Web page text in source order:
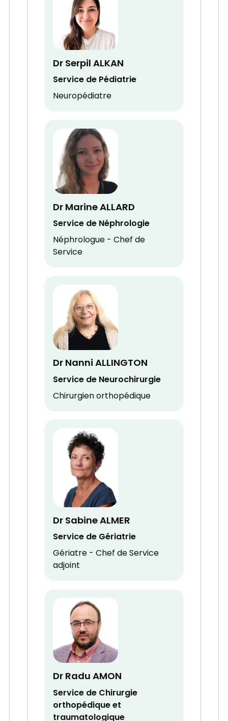
Dr Serpil ALKAN
Service de Pédiatrie
Neuropédiatre
Dr Marine ALLARD
Service de Néphrologie
Néphrologue - Chef de
Service
Dr Nanni ALLINGTON
Service de Neurochirurgie
Chirurgien orthopédique
Dr Sabine ALMER
Service de Gériatrie
Gériatre - Chef de Service
adjoint
Dr Radu AMON
Service de Chirurgie
orthopédique et
traumatologique